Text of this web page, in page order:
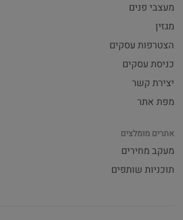
מעצבי פנים
מגזין
הצטרפות עסקים
כניסת עסקים
יצירת קשר
מפת אתר
אתרים מומלצים
מעקב מחירים
תוכניות שותפים